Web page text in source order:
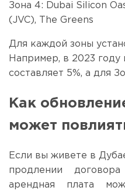
Зона 4: Dubai Silicon
(JVC), The Greens
Для каждой зоны
Например, в 2023 году
составляет 5%, а для
Как
может
Если вы живете в
продлении
арендная плата